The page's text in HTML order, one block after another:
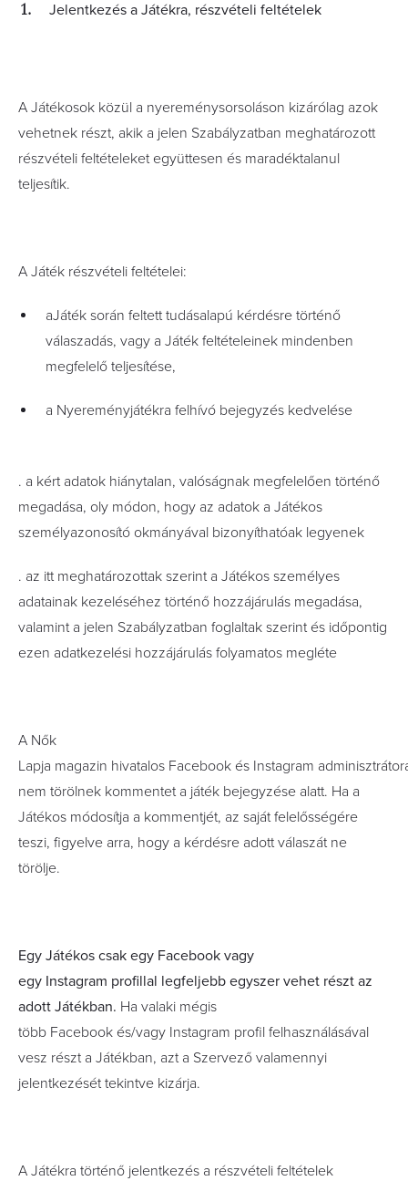
Jelentkezés a Játékra, részvételi feltételek
A Játékosok közül a nyereménysorsoláson kizárólag azok
vehetnek részt, akik a jelen Szabályzatban meghatározott
részvételi feltételeket együttesen és maradéktalanul
teljesítik.
A Játék részvételi feltételei:
aJáték során feltett tudásalapú kérdésre történő
válaszadás, vagy a Játék feltételeinek mindenben
megfelelő teljesítése,
a Nyereményjátékra felhívó bejegyzés kedvelése
. a kért adatok hiánytalan, valóságnak megfelelően történő
megadása, oly módon, hogy az adatok a Játékos
személyazonosító okmányával bizonyíthatóak legyenek
. az itt meghatározottak szerint a Játékos személyes
adatainak kezeléséhez történő hozzájárulás megadása,
valamint a jelen Szabályzatban foglaltak szerint és időpontig
ezen adatkezelési hozzájárulás folyamatos megléte
A Nők
Lapja magazin hivatalos Facebook és Instagram
nem törölnek kommentet a játék bejegyzése alatt. Ha a
Játékos módosítja a kommentjét, az saját felelősségére
teszi, figyelve arra, hogy a kérdésre adott válaszát ne
törölje.
Egy Játékos csak egy Facebook vagy
egy Instagram profillal legfeljebb egyszer vehet részt az
adott Játékban. Ha valaki mégis
több Facebook és/vagy Instagram profil felhasználásával
vesz részt a Játékban, azt a Szervező valamennyi
jelentkezését tekintve kizárja.
A Játékra történő jelentkezés a részvételi feltételek